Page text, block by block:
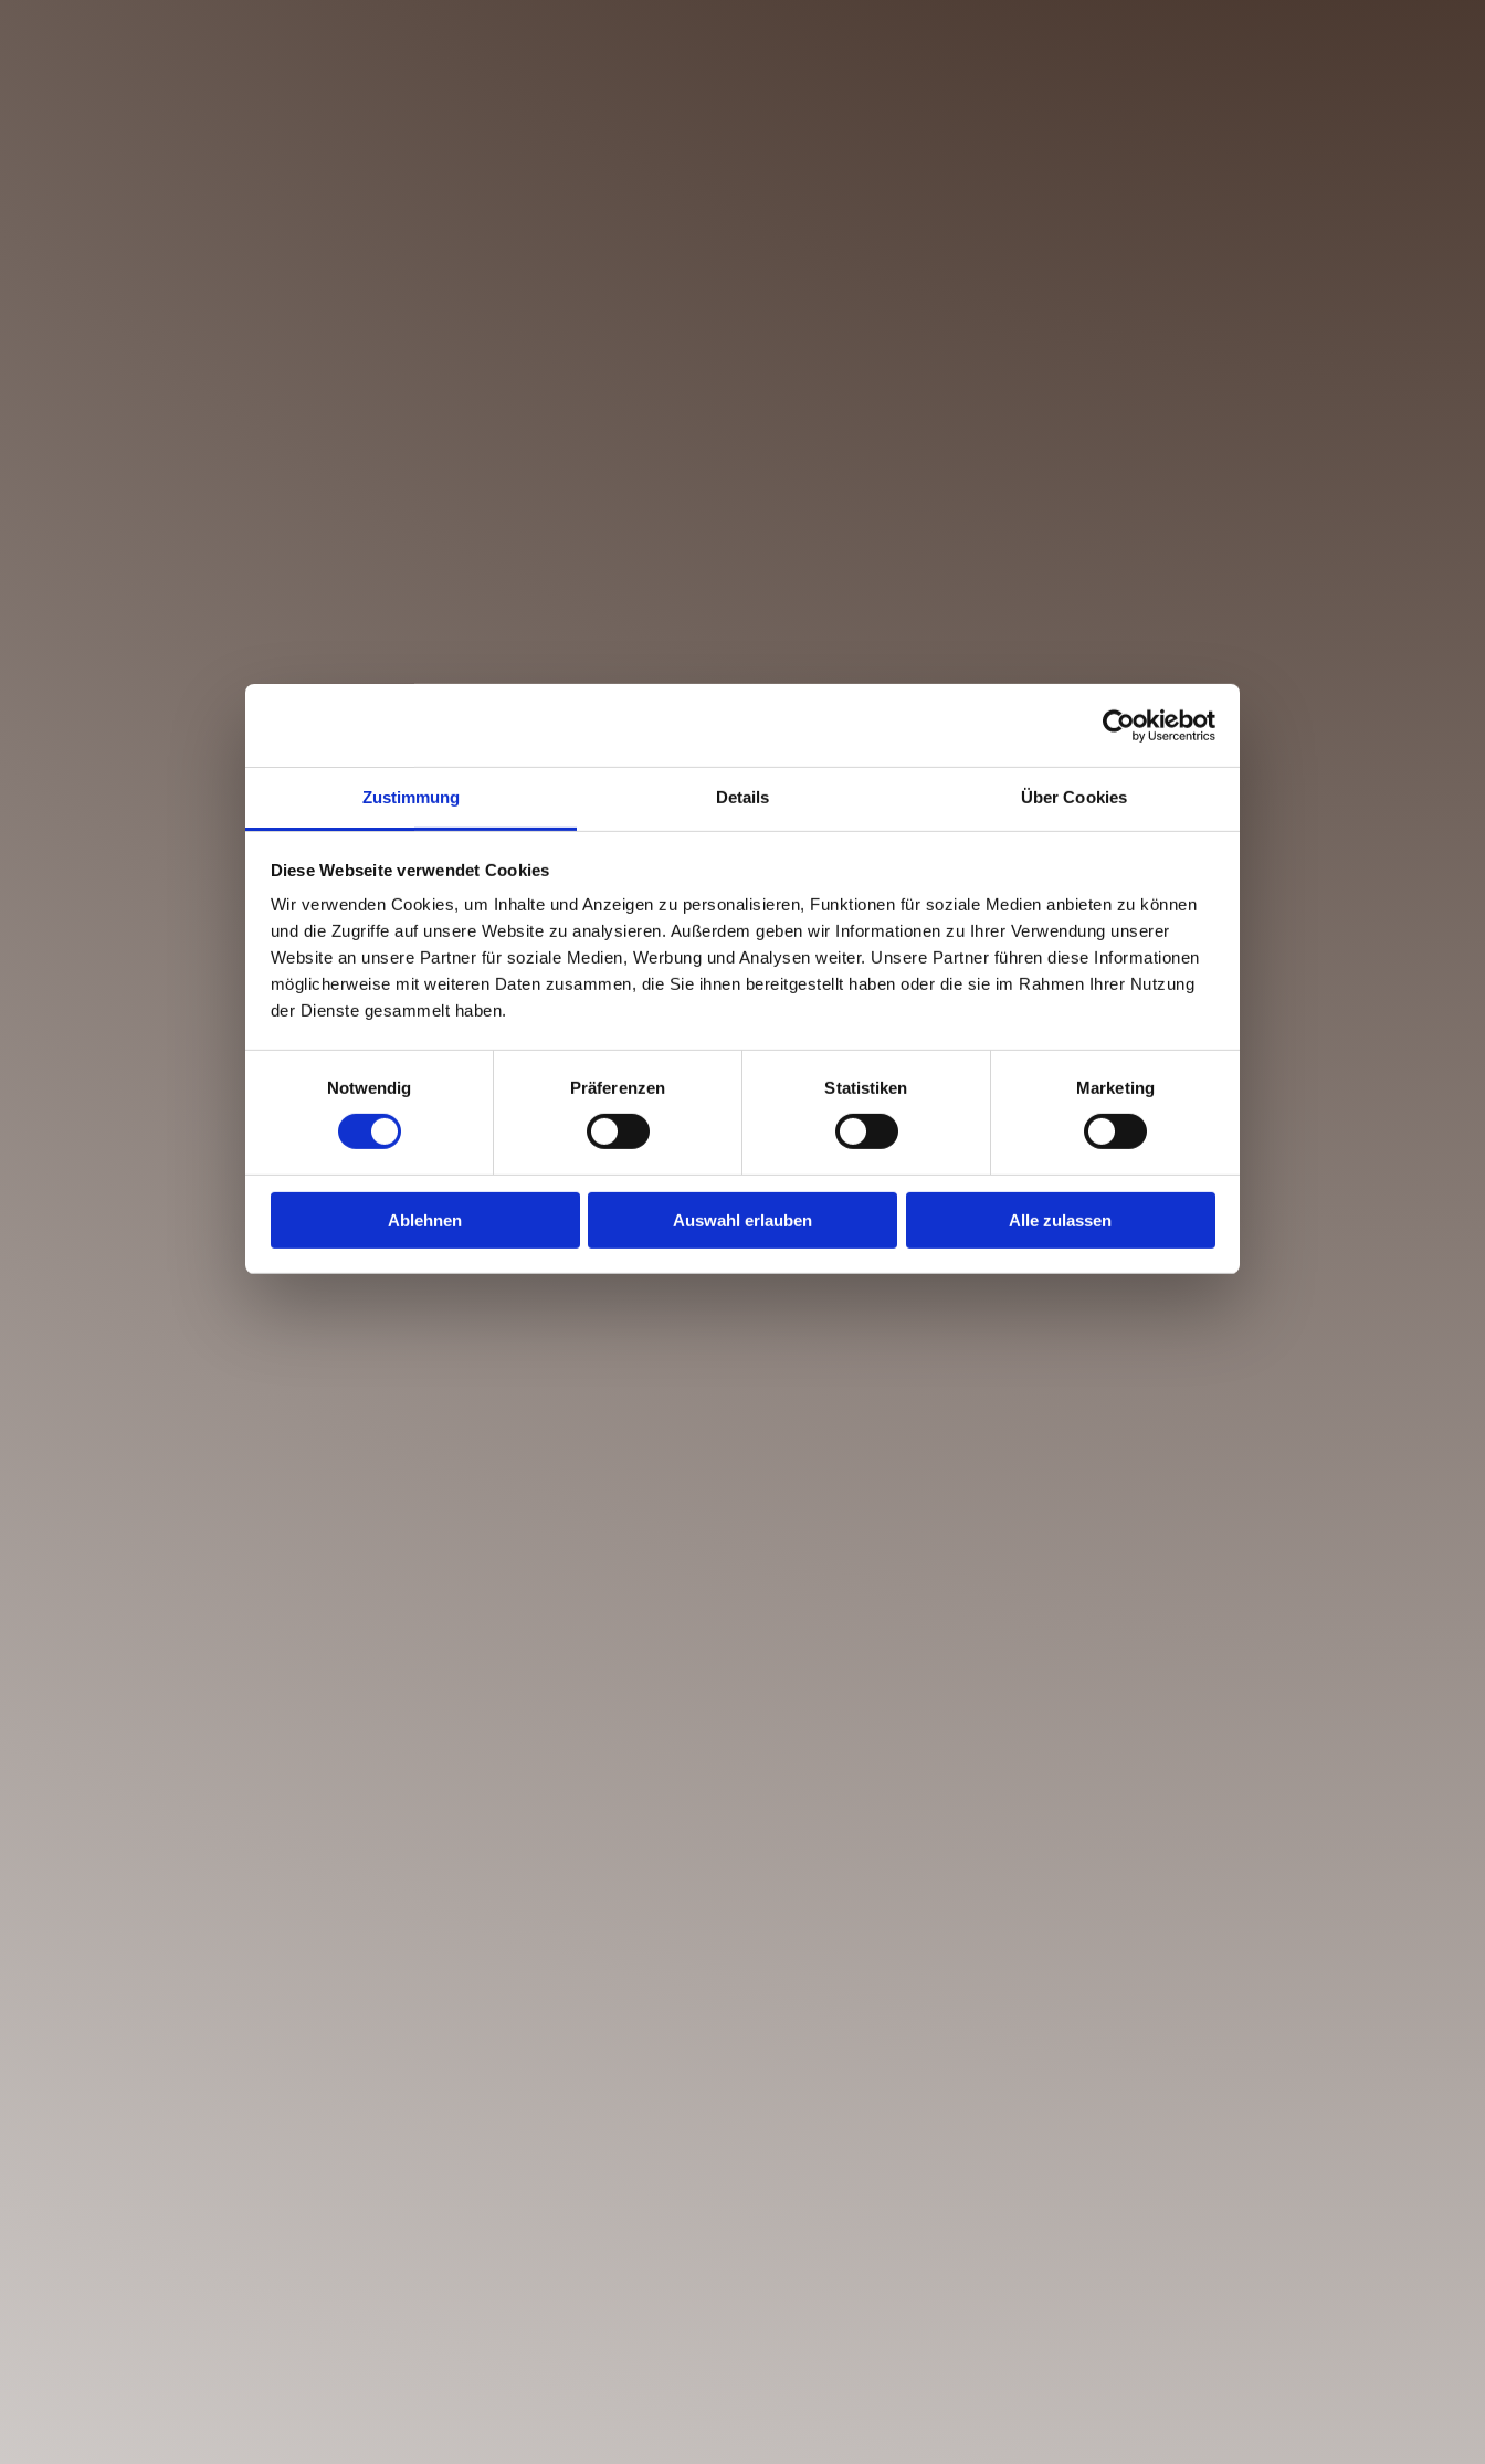
Zustimmung Details Über Cookies
Diese Webseite verwendet Cookies
Wir verwenden Cookies, um Inhalte und Anzeigen zu personalisieren, Funktionen für soziale Medien anbieten zu können
und die Zugriffe auf unsere Website zu analysieren. Außerdem geben wir Informationen zu Ihrer Verwendung unserer
Website an unsere Partner für soziale Medien, Werbung und Analysen weiter. Unsere Partner führen diese Informationen
möglicherweise mit weiteren Daten zusammen, die Sie ihnen bereitgestellt haben oder die sie im Rahmen Ihrer Nutzung
der Dienste gesammelt haben.
Notwendig
Präferenzen Statistiken Marketing
Ablehnen Auswahl erlauben Alle zulassen